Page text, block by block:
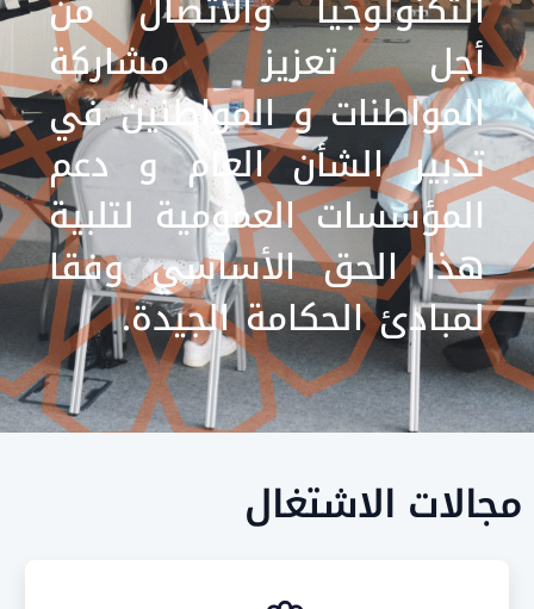
تعزيز مشاركة
و المواطنين في
الشأن العام و دعم
العمومية لتلبية
الحق الأساسي وفقا
الحكامة الجيدة.
الاشتغال